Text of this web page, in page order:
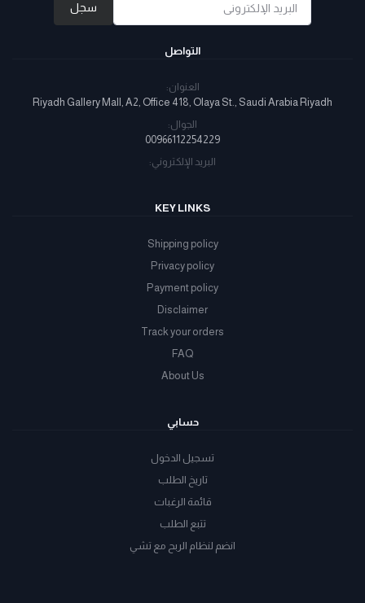
سجل
التواصل
العنوان:
Riyadh Gallery Mall, A2, Office 418, Olaya St., Saudi Arabia Riyadh
الجوال:
00966112254229
البريد الإلكتروني:
KEY LINKS
Shipping policy
Privacy policy
Payment policy
Disclaimer
Track your orders
FAQ
About Us
حسابي
تسجيل الدخول
تاريخ الطلب
قائمة الرغبات
تتبع الطلب
انضم لنظام الربح مع تشي